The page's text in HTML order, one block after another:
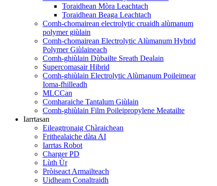
Toraidhean Mòra Leachtach
Toraidhean Beaga Leachtach
Comh-chomairean electrolytic cruaidh alùmanum
polymer giùlain
Comh-chomairean Electrolytic Alùmanum Hybrid
Polymer Giùlaineach
Comh-ghiùlain Dùbailte Sreath Dealain
Supercomasair Hibrid
Comh-ghiùlain Electrolytic Alùmanum Poileimear
Ioma-fhilleadh
MLCCan
Comharaiche Tantalum Giùlain
Comh-ghiùlain Film Poileipropylene Meatailte
Iarrtasan
Eileagtronaig Chàraichean
Frithealaiche dàta AI
Iarrtas Robot
Charger PD
Lùth Ùr
Pròiseact Armailteach
Uidheam Conaltraidh